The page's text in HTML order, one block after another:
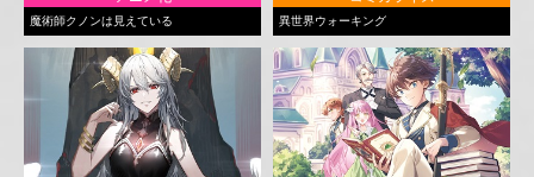
魔術師クノンは見えている 異世界ウォーキング